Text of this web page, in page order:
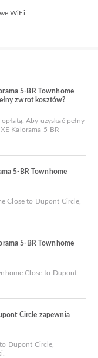
WiFi
5-BR Townhome
zwrot kosztów?
Aby uzyskać pełny
Kalorama 5-BR
5-BR Townhome
Close to Dupont Circle,
5-BR Townhome
Close to Dupont
Circle zapewnia
Dupont Circle,